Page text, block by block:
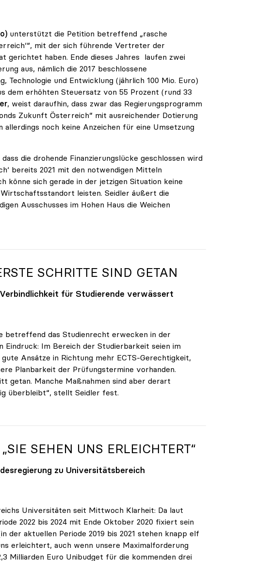
unterstützt die Petition betreffend „rasche
mit der sich führende Vertreter der
gerichtet haben. Ende dieses Jahres laufen zwei
aus, nämlich die 2017 beschlossene
und Entwicklung (jährlich 100 Mio. Euro)
dem erhöhten Steuersatz von 55 Prozent (rund 33
, weist daraufhin, dass zwar das Regierungsprogramm
Zukunft Österreich“ mit ausreichender Dotierung
noch keine Anzeichen für eine Umsetzung
die drohende Finanzierungslücke geschlossen wird
bereits 2021 mit den notwendigen Mitteln
könne sich gerade in der jetzigen Situation keine
leisten. Seidler äußert die
Ausschusses im Hohen Haus die Weichen
SCHRITTE SIND GETAN
für Studierende verwässert
betreffend das Studienrecht erwecken in der
Eindruck: Im Bereich der Studierbarkeit seien im
gute Ansätze in Richtung mehr ECTS-Gerechtigkeit,
Planbarkeit der Prüfungstermine vorhanden.
getan. Manche Maßnahmen sind aber derart
überbleibt“, stellt Seidler fest.
SEHEN UNS ERLEICHTERT“
zu Universitätsbereich
Universitäten seit Mittwoch Klarheit: Da laut
2022 bis 2024 mit Ende Oktober 2020 fixiert sein
der aktuellen Periode 2019 bis 2021 stehen knapp elf
erleichtert, auch wenn unsere Maximalforderung
Milliarden Euro Unibudget für die kommenden drei